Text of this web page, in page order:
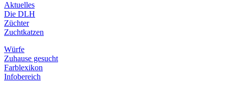
Aktuelles
Die DLH
Züchter
Zuchtkatzen
Würfe
Zuhause gesucht
Farblexikon
Infobereich